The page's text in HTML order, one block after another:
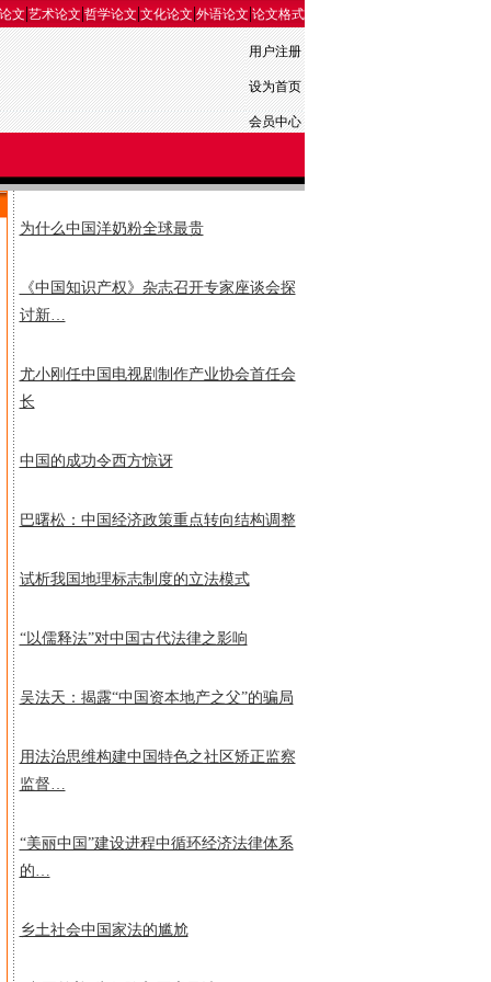
文|艺术论文|哲学论文|文化论文|外语论文|论文格式
用户注册
设为首页
会员中心
为什么中国洋奶粉全球最贵
《中国知识产权》杂志召开专家座谈会探
讨新…
尤小刚任中国电视剧制作产业协会首任会
长
中国的成功令西方惊讶
巴曙松：中国经济政策重点转向结构调整
试析我国地理标志制度的立法模式
“以儒释法”对中国古代法律之影响
吴法天：揭露“中国资本地产之父”的骗局
用法治思维构建中国特色之社区矫正监察
监督…
“美丽中国”建设进程中循环经济法律体系
的…
乡土社会中国家法的尴尬